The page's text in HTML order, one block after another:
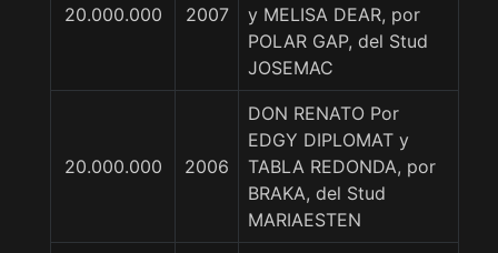
20.000.000 2007
y MELISA DEAR, por
POLAR GAP, del Stud
JOSEMAC
20.000.000 2006
DON RENATO Por
EDGY DIPLOMAT y
TABLA REDONDA, por
BRAKA, del Stud
MARIAESTEN